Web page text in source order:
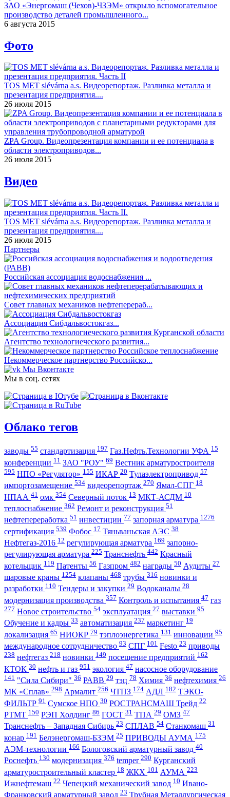
ЗАО «Энергомаш (Чехов)-ЧЗЭМ» открыло вспомогательное
производство деталей промышленного...
6 августа 2015
Фото
TOS MET slévárna a.s. Видеорепортаж. Разливка металла и
презентация предприятия....
26 июля 2015
ZPA Group. Видеопрезентация компании и ее потенциала в
области электроприводов...
26 июля 2015
Видео
TOS MET slévárna a.s. Видеорепортаж. Разливка металла и
презентация предприятия....
26 июля 2015
Партнеры
Российская ассоциация водоснабжения ...
Совет главных механиков нефтеперераб...
Ассоциация Сибдальвостокгаз...
Агентство технологиеческого развития...
Некоммерческое партнерство Российско...
Мы Вконтакте
Мы в соц. сетях
Облако тегов
заводы 55 стандартизация 197 Газ.Нефть.Технологии УФА 15
конференции 11 ЗАО "РОУ" 69 Вестник арматуростроителя
595 НПО «Регулятор» 155 ИКАР 20 Тулаэлектропривод 57
импортозамещение 534 видеорепортаж 270 Ямал-СПГ 18
НПАА 41 омк 354 Северный поток 13 МКТ-АСДМ 10
теплоснабжение 362 Ремонт и реконструкция 51
нефтепереработка 51 инвестиции 77 запорная арматура 1276
сертификация 539 Фобос 17 Тяньваньская АЭС 38
Нефтегаз-2016 12 регулирующая арматура 169 запорно-
регулирующая арматура 225 Транснефть 442 Красный
котельщик 119 Патенты 56 Газпром 482 награды 50 Аудиты 27
шаровые краны 1254 клапаны 468 трубы 316 новинки и
разработки 110 Тендеры и закупки 29 Водоканалы 28
модернизация производства 357 Контроль и испытания 47 газ
277 Новое строительство 54 эксплуатация 27 выставки 95
Обучение и кадры 33 автоматизация 237 маркетинг 19
локализация 65 НИОКР 79 тэплоэнергетика 131 инновации 95
международное сотрудничество 93 СПГ 101 Festo 23 приводы
238 нефтегаз 218 новинки 149 посещение предприятий 162
КТОК 30 нефть и газ 951 экология 47 насосное оборудование
141 "Сила Сибири" 36 РАВВ 29 тэц 78 Химия 36 нефтехимия 26
МК «Сплав» 298 Армалит 256 ЧТПЗ 174 АДЛ 182 ТЭКО-
ФИЛЬТР 91 Сумское НПО 30 РОСТРАНСМАШ Трейд 22
РТМТ 150 РЭП Холдинг 86 ГОСТ 31 ТПА 29 ОМЗ 47
Транснефть – Западная Сибирь 23 СПЛАВ 54 Станкомаш 31
конар 191 Белэнергомаш-БЗЭМ 25 ПРИВОДЫ АУМА 175
АЭМ-технологии 166 Бологовский арматурный завод 40
Роснефть 130 модернизация 376 temper 290 Курганский
арматуростроительный кластер 18 ЖКХ 101 АУМА 223
Ижнефтемаш 22 Чепецкий механический завод 10 Ивано-
Франковский арматурный завод 23 Трубная Металлургическая